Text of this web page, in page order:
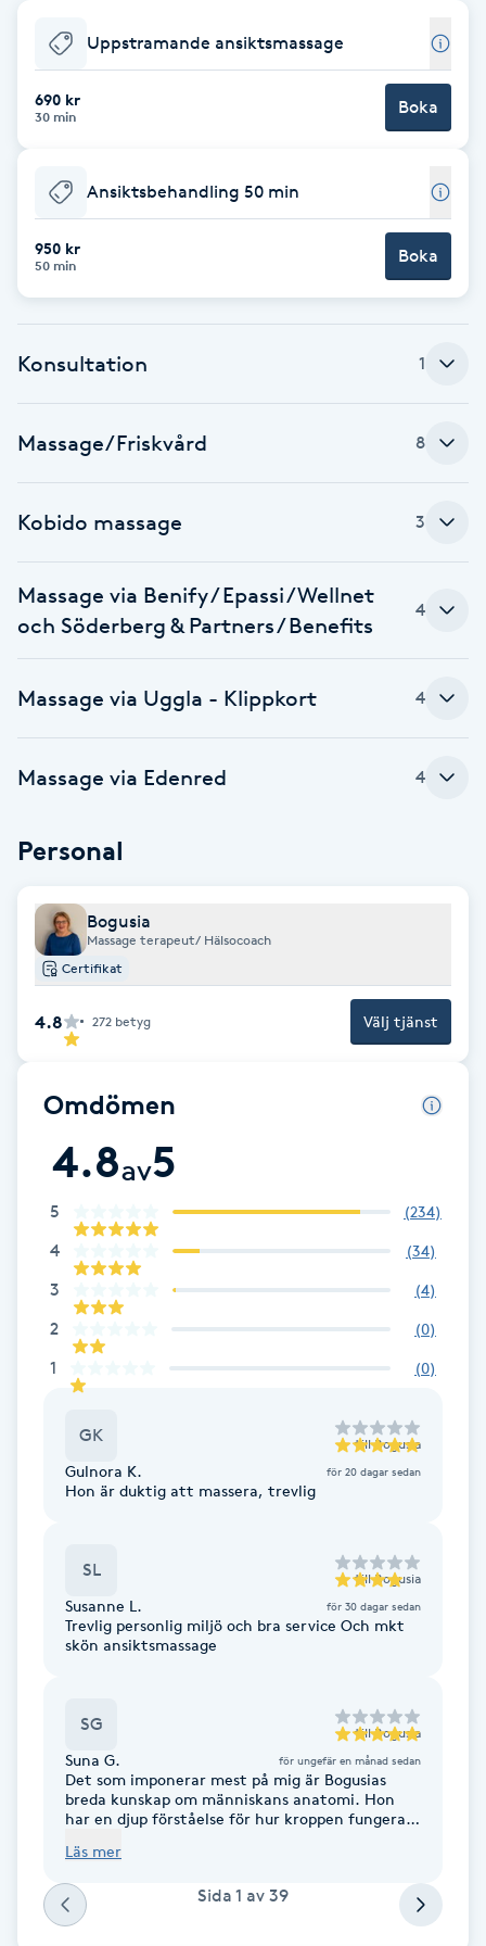
Babylights
Balayage
Barber
Blowout
Brynformning
Brynfärgning
Bröllopsuppsättning
C
Celluliter
Coachning
Color correction
Cryoterapi
Damklippning
Diamantslipning
Enzympeeling
Extensions
Extensions borttagning
Faceliftmassage
Fettreducering
Fibromassage
Fotmassage
Uppstramande ansiktsmassage
690 kr
30 min Boka
Ansiktsbehandling 50 min
950 kr
50 min Boka
Konsultation 1
Massage/Friskvård 8
Kobido massage 3
Massage via Benify / Epassi / Wellnet
och Söderberg & Partners / Benefits
4
Massage via Uggla - Klippkort 4
Massage via Edenred 4
Personal
Bogusia
Massage terapeut/ Hälsocoach
Certifikat
4.8 272 betyg Välj tjänst
Omdömen
4.8av5
5 (234)
4 (34)
3 (4)
2 (0)
1 (0)
GK till Bogusia
Gulnora K. för 20 dagar sedan
Hon är duktig att massera, trevlig
SL till Bogusia
Susanne L. för 30 dagar sedan
Trevlig personlig miljö och bra service Och mkt
skön ansiktsmassage
SG till Bogusia
Suna G. för ungefär en månad sedan
Det som imponerar mest på mig är Bogusias
breda kunskap om människans anatomi. Hon
har en djup förståelse för hur kroppen fungerar
organen samverkar. Hennes kunskap sträcker
kroppen som en helhet. Hon delar också gärna
med sig av praktiska råd om hälsosam kost och
Läs mer
Sida 1 av 39